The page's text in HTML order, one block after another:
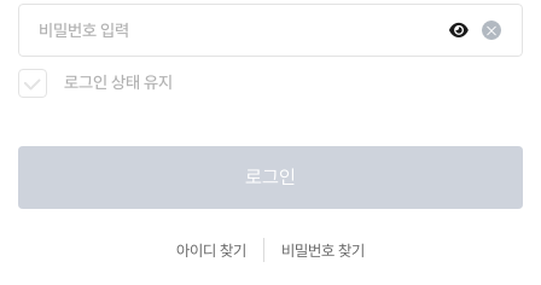
로그인 상태 유지
로그인
아이디 찾기 비밀번호 찾기